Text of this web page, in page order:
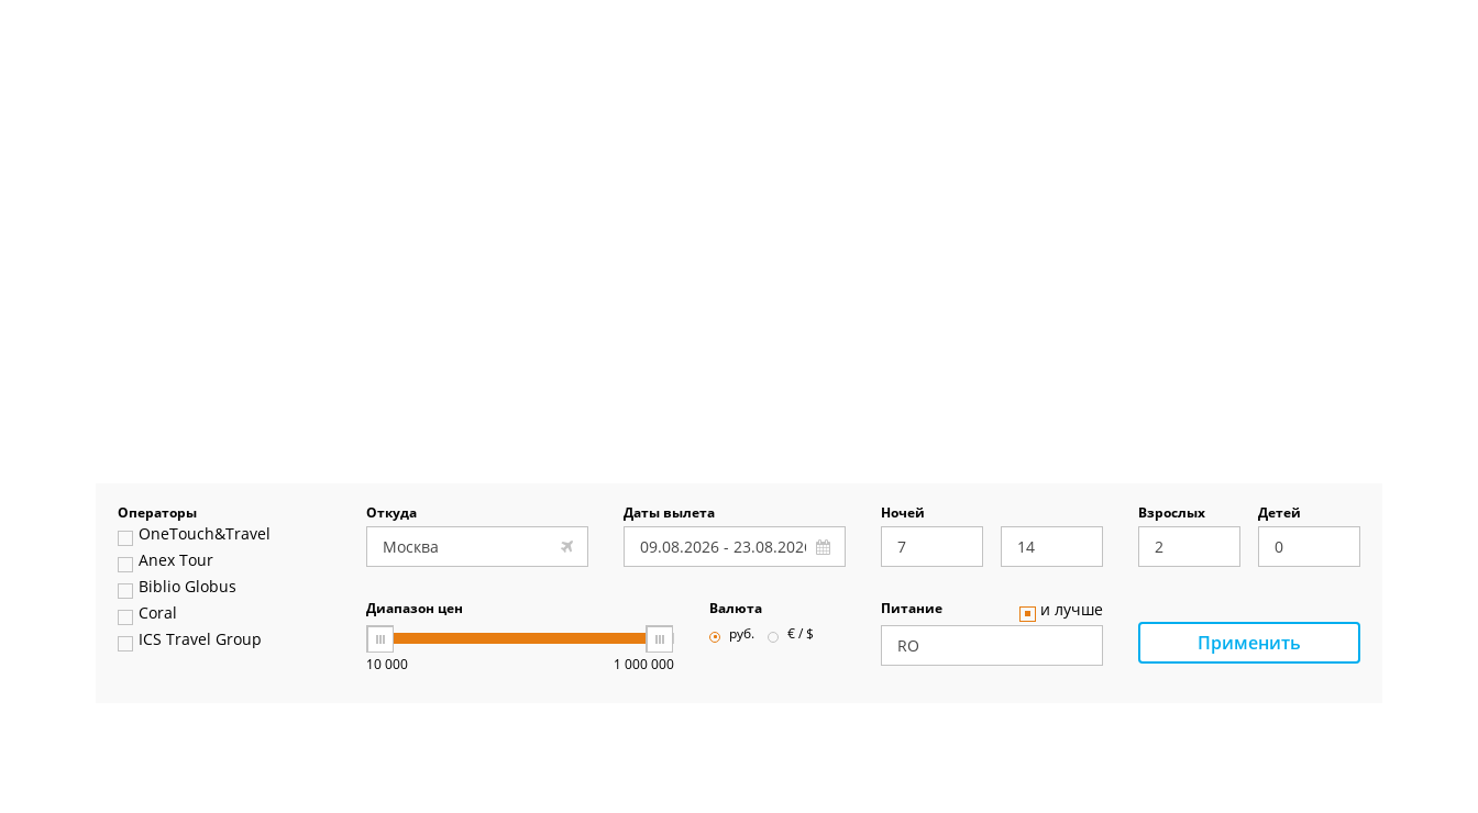
Операторы
OneTouch&Travel
Anex Tour
Biblio Globus
Coral
ICS Travel Group
Откуда Даты вылета Ночей Взрослых Детей
Диапазон цен
10 000 1 000 000
Валюта
руб.
€ / $
Питание и лучше
Применить